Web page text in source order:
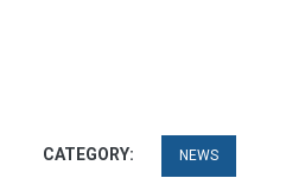
CATEGORY: NEWS